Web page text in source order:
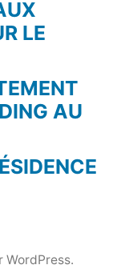
LE
AU
WordPress.